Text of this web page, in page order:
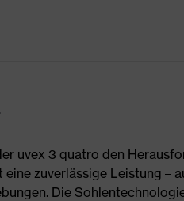
uvex 3 quatro den
zuverlässige Leistung –
Die